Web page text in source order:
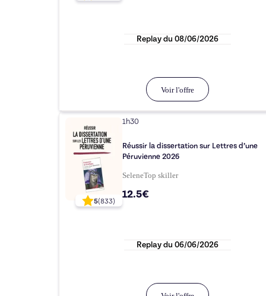
Replay du 08/06/2026
Voir l'offre
5(833)
1h30
Réussir la dissertation sur Lettres d’une
Péruvienne 2026
SeleneTop skiller
12.5€
Replay du 06/06/2026